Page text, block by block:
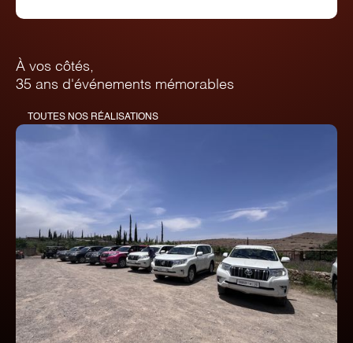
À vos côtés,
35 ans d'événements mémorables
TOUTES NOS RÉALISATIONS